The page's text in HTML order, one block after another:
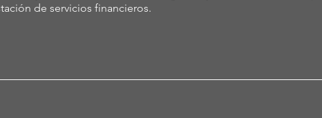
de servicios financieros.